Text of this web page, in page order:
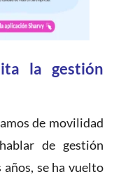
la gestión
de movilidad
de gestión
se ha vuelto